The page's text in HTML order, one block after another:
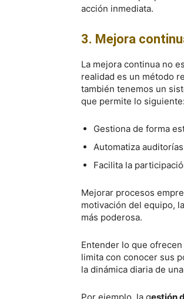
acción inmediata.
3. Mejora
La mejora continua no
realidad es un método
también tenemos un
que permite lo siguiente:
Gestiona de forma
Automatiza
Facilita la
Mejorar procesos
motivación del equipo,
más poderosa.
Entender lo que
limita con conocer sus
la dinámica diaria de